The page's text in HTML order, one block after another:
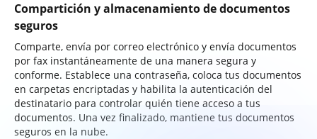
Compartición y almacenamiento de documentos
seguros
Comparte, envía por correo electrónico y envía documentos
por fax instantáneamente de una manera segura y
conforme. Establece una contraseña, coloca tus documentos
en carpetas encriptadas y habilita la autenticación del
destinatario para controlar quién tiene acceso a tus
documentos. Una vez finalizado, mantiene tus documentos
seguros en la nube.